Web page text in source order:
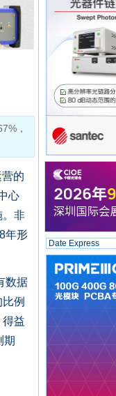
，
的
心
。非
年形
数据
例
益
期
Date Express